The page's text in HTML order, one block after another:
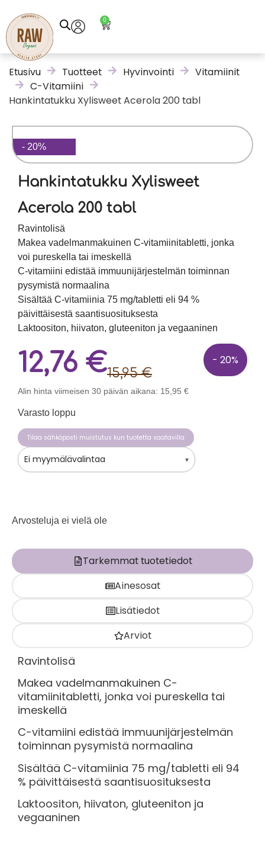
0
Etusivu Tuotteet Hyvinvointi
Vitamiinit
C-Vitamiini
Hankintatukku Xylisweet Acerola 200 tabl
- 20%
Hankintatukku Xylisweet
Acerola 200 tabl
Ravintolisä
Makea vadelmanmakuinen C-vitamiinitabletti, jonka
voi pureskella tai imeskellä
C-vitamiini edistää immuunijärjestelmän toiminnan
pysymistä normaalina
Sisältää C-vitamiinia 75 mg/tabletti eli 94 %
päivittäisestä saantisuosituksesta
Laktoositon, hiivaton, gluteeniton ja vegaaninen
15,95€
12,76 €
Alin hinta viimeisen 30 päivän aikana: 15,95 €
- 20%
Varasto loppu
Tilaa sähköposti muistutus kun tuotetta saatavilla
Ei myymälävalintaa ▾
Arvosteluja ei vielä ole
Tarkemmat tuotetiedot
Ainesosat
Lisätiedot
Arviot
Ravintolisä
Makea vadelmanmakuinen C-
vitamiinitabletti, jonka voi pureskella tai
imeskellä
C-vitamiini edistää immuunijärjestelmän
toiminnan pysymistä normaalina
Sisältää C-vitamiinia 75 mg/tabletti eli 94
% päivittäisestä saantisuosituksesta
Laktoositon, hiivaton, gluteeniton ja
vegaaninen